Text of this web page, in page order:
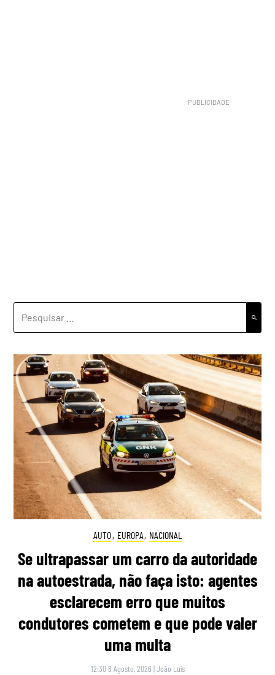
AUTO, EUROPA, NACIONAL
Se ultrapassar um carro da autoridade
na autoestrada, não faça isto: agentes
esclarecem erro que muitos
condutores cometem e que pode valer
uma multa
12:30 8 Agosto, 2026 |João Luís